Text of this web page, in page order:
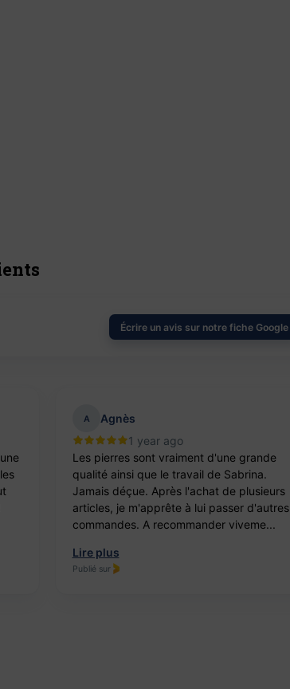
Écrire un avis sur notre fiche Google
A
Agnès
1 year ago
Les pierres sont vraiment d'une grande
qualité ainsi que le travail de Sabrina.
Jamais déçue. Après l'achat de plusieurs
articles, je m'apprête à lui passer d'autres
commandes. A recommander viveme...
Lire plus
Publié sur